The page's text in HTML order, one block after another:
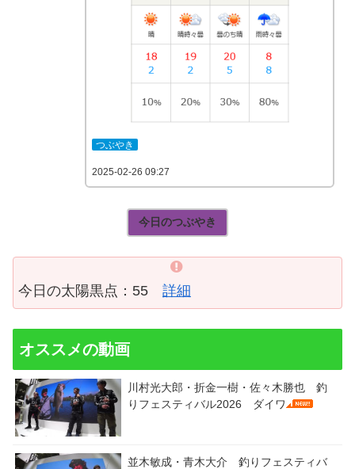
つぶやき
2025-02-26 09:27
今日のつぶやき
今日の太陽黒点：55 詳細
オススメの動画
川村光大郎・折金一樹・佐々木勝也 釣
りフェスティバル2026 ダイワ
並木敏成・青木大介 釣りフェスティバ